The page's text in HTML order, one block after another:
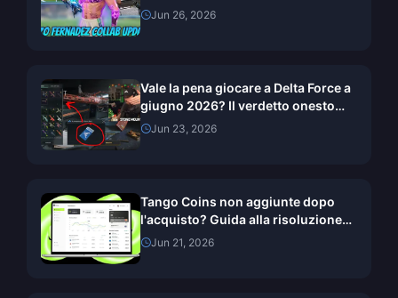
collaborazione con ENZO
Jun 26, 2026
Vale la pena giocare a Delta Force a
giugno 2026? Il verdetto onesto
sullo Sprint dei Voucher
Jun 23, 2026
Tango Coins non aggiunte dopo
l'acquisto? Guida alla risoluzione
v9.64 di giugno 2026
Jun 21, 2026